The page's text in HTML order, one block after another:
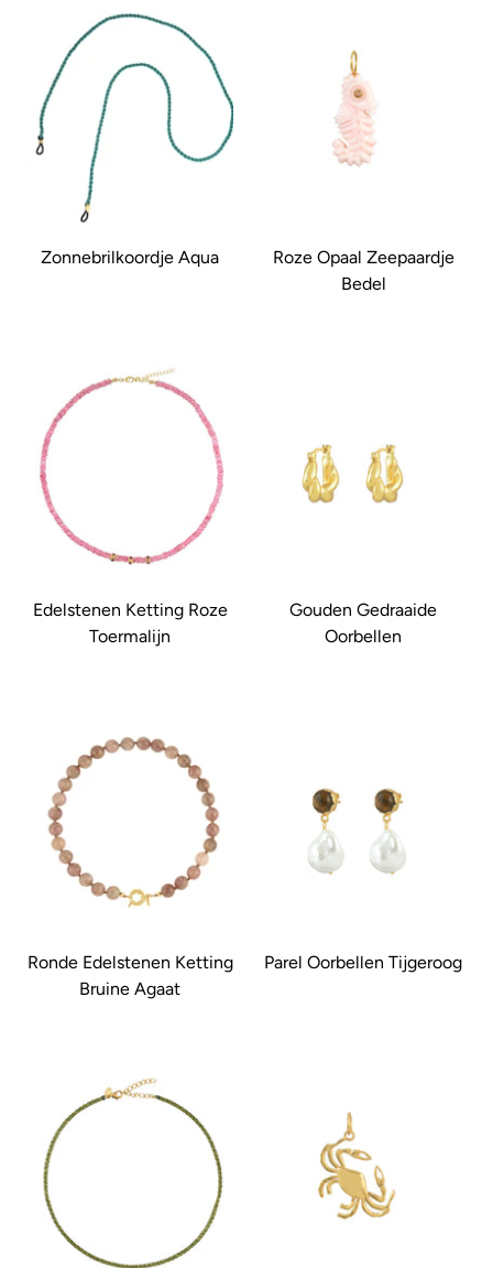
Zonnebrilkoordje Aqua
Roze Opaal Zeepaardje
Bedel
Edelstenen Ketting Roze
Toermalijn
Gouden Gedraaide
Oorbellen
Ronde Edelstenen Ketting
Bruine Agaat
Parel Oorbellen Tijgeroog